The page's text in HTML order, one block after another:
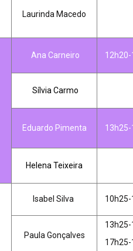
Laurinda Macedo
Ana Carneiro
Sílvia Carmo
Eduardo Pimenta
Helena Teixeira
Isabel Silva
Paula Gonçalves